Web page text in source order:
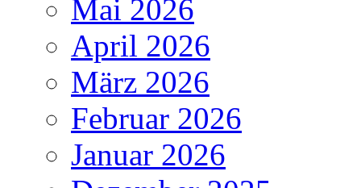
Mai 2026
April 2026
März 2026
Februar 2026
Januar 2026